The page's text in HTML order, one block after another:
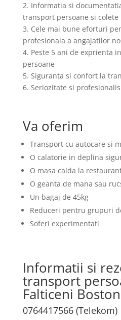
2. Informatia si
transport persoane si colete
3. Cele mai bune eforturi
profesionala a angajatilor
4. Peste 5 ani de exprienta
persoane
5. Siguranta si confort la
6. Seriozitate si
Va oferim
Transport cu autocare si
O calatorie in deplina
O masa calda la
O geanta de mana sau
Un bagaj de 45kg
Reduceri pentru grupuri
Soferi experimentati
Informatii si
transport
Falticeni Boston
0764417566 (Telekom)